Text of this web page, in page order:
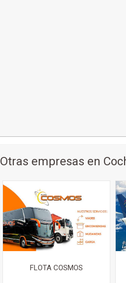
Otras empresas en
FLOTA COSMOS